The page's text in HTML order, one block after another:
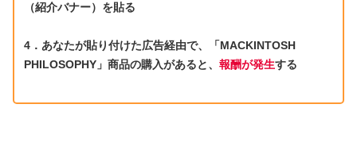
（紹介バナー）を貼る
4．あなたが貼り付けた広告経由で、「MACKINTOSH
PHILOSOPHY」商品の購入があると、 報酬が発生する